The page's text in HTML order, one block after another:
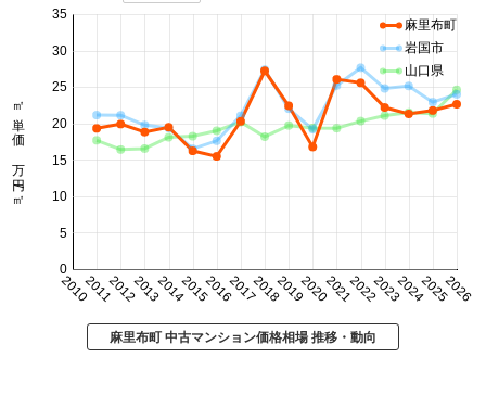
20102011201220132014201520162017201820192020202120222023202420252026
0
5
10
15
20
25
30
35
㎡単価 万円/㎡
麻里布町
岩国市
山口県
麻里布町 中古マンション価格相場 推移・動向